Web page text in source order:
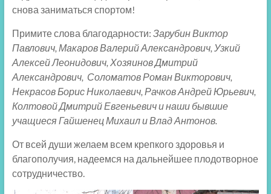
снова заниматься спортом!
Примите слова благодарности: Зарубин Виктор
Павлович, Макаров Валерий Александрович, Узкий
Алексей Леонидович, Хозяинов Дмитрий
Александрович, Соломатов Роман Викторович,
Некрасов Борис Николаевич, Рачков Андрей Юрьевич,
Колтовой Дмитрий Евгеньевич и наши бывшие
учащиеся Гайшенец Михаил и Влад Антонов.
От всей души желаем всем крепкого здоровья и
благополучия, надеемся на дальнейшее плодотворное
сотрудничество.